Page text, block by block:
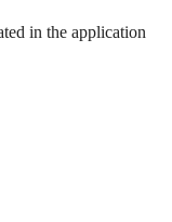
in the application